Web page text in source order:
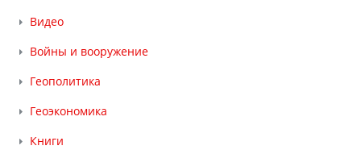
Видео
Войны и вооружение
Геополитика
Геоэкономика
Книги